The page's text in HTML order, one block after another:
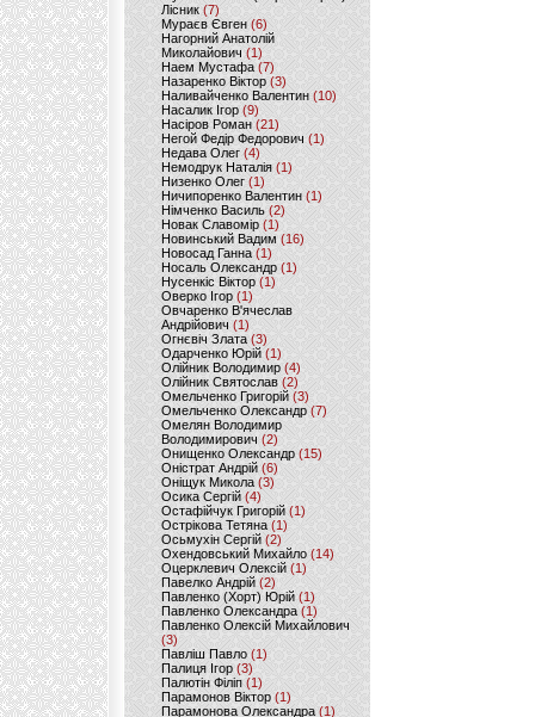
Лісник (7)
Мураєв Євген(6)
Нагорний Анатолій
Миколайович (1)
Наем Мустафа (7)
Назаренко Віктор (3)
Наливайченко Валентин (10)
Насалик Ігор(9)
Насіров Роман (21)
Негой Федір Федорович(1)
Недава Олег(4)
Немодрук Наталія(1)
Низенко Олег (1)
Ничипоренко Валентин (1)
Німченко Василь (2)
Новак Славомір (1)
Новинський Вадим (16)
Новосад Ганна (1)
Носаль Олександр (1)
Нусенкіс Віктор (1)
Оверко Ігор (1)
Овчаренко В'ячеслав
Андрійович(1)
Огнєвіч Злата (3)
Одарченко Юрій(1)
Олійник Володимир (4)
Олійник Святослав (2)
Омельченко Григорій (3)
Омельченко Олександр(7)
Омелян Володимир
Володимирович (2)
Онищенко Олександр (15)
Оністрат Андрій (6)
Оніщук Микола (3)
Осика Сергій(4)
Остафійчук Григорій(1)
Острікова Тетяна (1)
Осьмухін Сергій (2)
Охендовський Михайло (14)
Оцерклевич Олексій (1)
Павелко Андрій (2)
Павленко (Хорт) Юрій (1)
Павленко Олександра (1)
Павленко Олексій Михайлович
(3)
Павліш Павло(1)
Палиця Ігор (3)
Палютін Філіп(1)
Парамонов Віктор (1)
Парамонова Олександра(1)